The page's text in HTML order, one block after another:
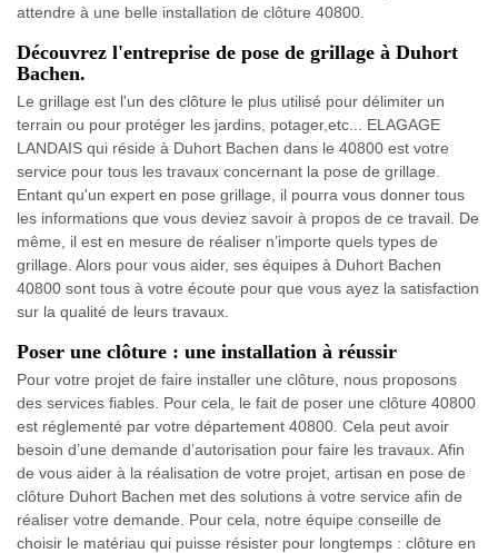
attendre à une belle installation de clôture 40800.
Découvrez l'entreprise de pose de grillage à Duhort
Bachen.
Le grillage est l'un des clôture le plus utilisé pour délimiter un
terrain ou pour protéger les jardins, potager,etc... ELAGAGE
LANDAIS qui réside à Duhort Bachen dans le 40800 est votre
service pour tous les travaux concernant la pose de grillage.
Entant qu'un expert en pose grillage, il pourra vous donner tous
les informations que vous deviez savoir à propos de ce travail. De
même, il est en mesure de réaliser n’importe quels types de
grillage. Alors pour vous aider, ses équipes à Duhort Bachen
40800 sont tous à votre écoute pour que vous ayez la satisfaction
sur la qualité de leurs travaux.
Poser une clôture : une installation à réussir
Pour votre projet de faire installer une clôture, nous proposons
des services fiables. Pour cela, le fait de poser une clôture 40800
est réglementé par votre département 40800. Cela peut avoir
besoin d’une demande d’autorisation pour faire les travaux. Afin
de vous aider à la réalisation de votre projet, artisan en pose de
clôture Duhort Bachen met des solutions à votre service afin de
réaliser votre demande. Pour cela, notre équipe conseille de
choisir le matériau qui puisse résister pour longtemps : clôture en